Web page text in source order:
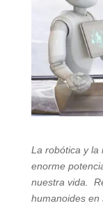
La robótica y la
enorme
nuestra vida.
humanoides en